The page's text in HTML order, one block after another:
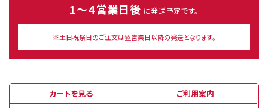
1～４営業日後 に発送予定です。
※土日祝祭日のご注文は翌営業日以降の発送となります。
カートを見る ご利用案内